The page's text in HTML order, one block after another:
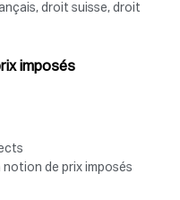
droit suisse, droit
imposés
notion de prix imposés